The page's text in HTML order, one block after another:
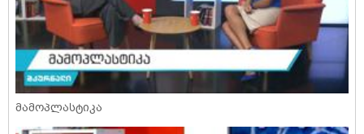
მამოპლასტიკა